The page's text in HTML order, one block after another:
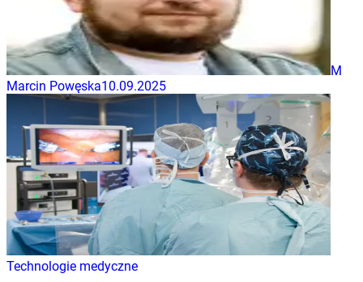
M
Marcin Powęska10.09.2025
Technologie medyczne